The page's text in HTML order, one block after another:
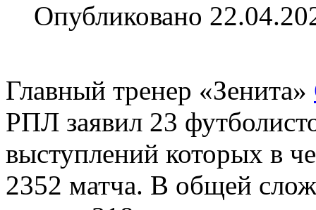
Опубликовано
Главный тренер «Зенита»
РПЛ заявил 23
выступлений которых в
2352 матча. В общей